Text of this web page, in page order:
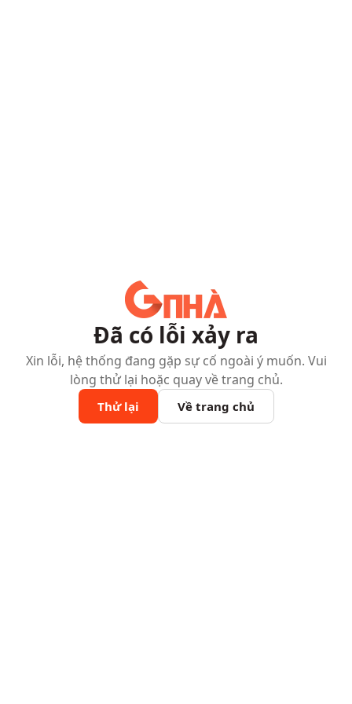
Đã có lỗi xảy ra
Xin lỗi, hệ thống đang gặp sự cố ngoài ý muốn. Vui
lòng thử lại hoặc quay về trang chủ.
Thử lại Về trang chủ